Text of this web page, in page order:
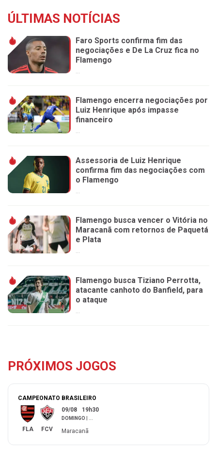
ÚLTIMAS NOTÍCIAS
Faro Sports confirma fim das
negociações e De La Cruz fica no
Flamengo
...
Flamengo encerra negociações por
Luiz Henrique após impasse
financeiro
...
Assessoria de Luiz Henrique
confirma fim das negociações com
o Flamengo
Flamengo busca vencer o Vitória no
Maracanã com retornos de Paquetá
e Plata
...
Flamengo busca Tiziano Perrotta,
atacante canhoto do Banfield, para
o ataque
PRÓXIMOS JOGOS
CAMPEONATO BRASILEIRO
FLA FCV
09/08 19h30
DOMINGO
Maracanã